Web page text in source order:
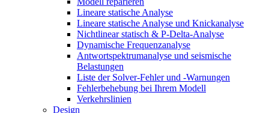
Lineare statische Analyse
Lineare statische Analyse und Knickanalyse
Nichtlinear statisch & P-Delta-Analyse
Dynamische Frequenzanalyse
Antwortspektrumanalyse und seismische
Belastungen
Liste der Solver-Fehler und -Warnungen
Fehlerbehebung bei Ihrem Modell
Verkehrslinien
Design